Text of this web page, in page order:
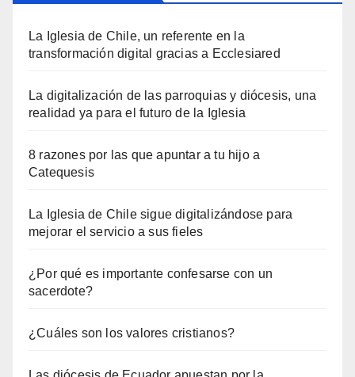
La Iglesia de Chile, un referente en la
transformación digital gracias a Ecclesiared
La digitalización de las parroquias y diócesis, una
realidad ya para el futuro de la Iglesia
8 razones por las que apuntar a tu hijo a
Catequesis
La Iglesia de Chile sigue digitalizándose para
mejorar el servicio a sus fieles
¿Por qué es importante confesarse con un
sacerdote?
¿Cuáles son los valores cristianos?